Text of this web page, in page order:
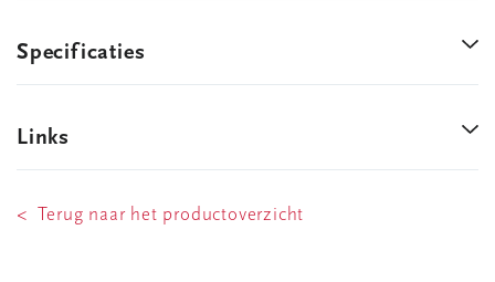
Specificaties
Links
< Terug naar het productoverzicht